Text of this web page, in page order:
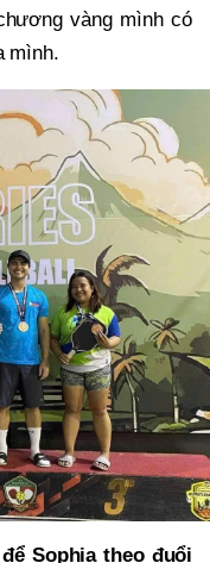
vàng mình có
mình.
Sophia theo đuổi